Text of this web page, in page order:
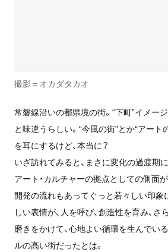
撮影＝オカダタカオ
常磐線沿いの都県境の街。 “下町”イメー
と味違うらしい。 “今風の街”とか“アート
を耳にするけど、本当に？
いざ訪れてみると、まさに変化の過渡期
アート・カルチャーの拠点としての側面
開発の流れもあってぐっと若々しい印象
しい表情が、人を呼び、創造性を育み、
磨きをかけて、心地よい循環を生んでい
ルの高い街だったとは。